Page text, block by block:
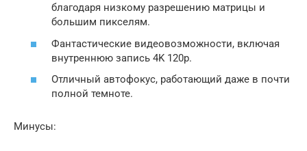
благодаря низкому разрешению матрицы и
большим пикселям.
Фантастические видеовозможности, включая
внутреннюю запись 4K 120p.
Отличный автофокус, работающий даже в почти
полной темноте.
Минусы: